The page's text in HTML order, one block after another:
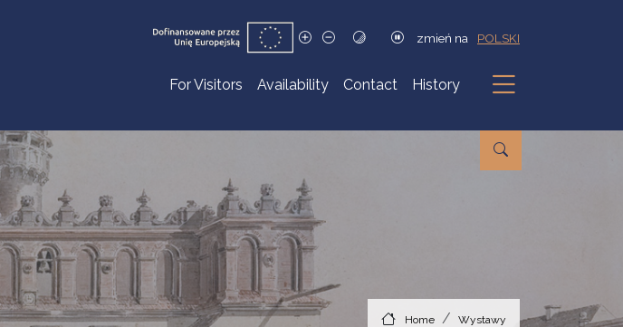
zmień na POLSKI
For Visitors Availability Contact History
Submenu
Home Wystawy